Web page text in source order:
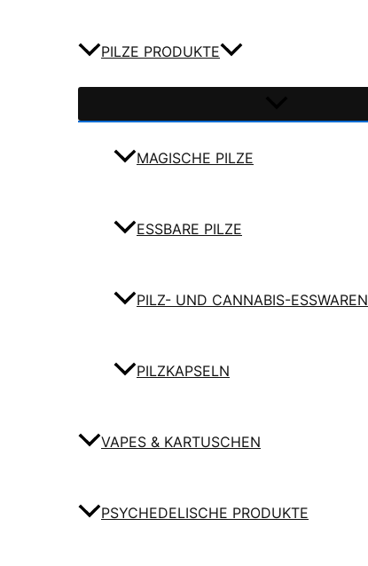
PILZE PRODUKTE
MAGISCHE PILZE
ESSBARE PILZE
PILZ- UND CANNABIS-ESSWAREN
PILZKAPSELN
VAPES & KARTUSCHEN
PSYCHEDELISCHE PRODUKTE